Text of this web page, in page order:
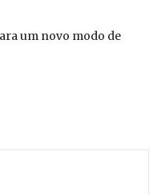
um novo modo de